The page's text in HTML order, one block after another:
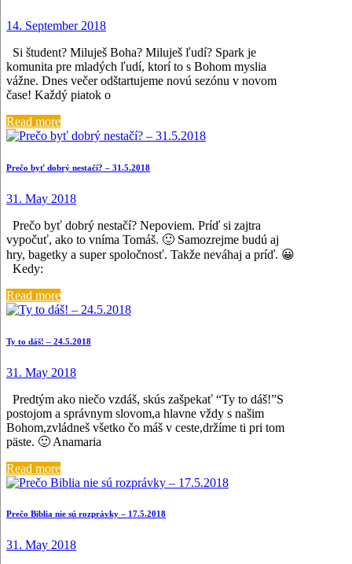
14. September 2018
Si študent? Miluješ Boha? Miluješ ľudí? Spark je
komunita pre mladých ľudí, ktorí to s Bohom myslia
vážne. Dnes večer odštartujeme novú sezónu v novom
čase! Každý piatok o
Read more
Prečo byť dobrý nestačí? – 31.5.2018
31. May 2018
Prečo byť dobrý nestačí? Nepoviem. Príď si zajtra
vypočuť, ako to vníma Tomáš. 🙂 Samozrejme budú aj
hry, bagetky a super spoločnosť. Takže neváhaj a príď. 😀
Kedy:
Read more
Ty to dáš! – 24.5.2018
31. May 2018
Predtým ako niečo vzdáš, skús zašpekať “Ty to dáš!”S
postojom a správnym slovom,a hlavne vždy s našim
Bohom,zvládneš všetko čo máš v ceste,držíme ti pri tom
päste. 🙂 Anamaria
Read more
Prečo Biblia nie sú rozprávky – 17.5.2018
31. May 2018